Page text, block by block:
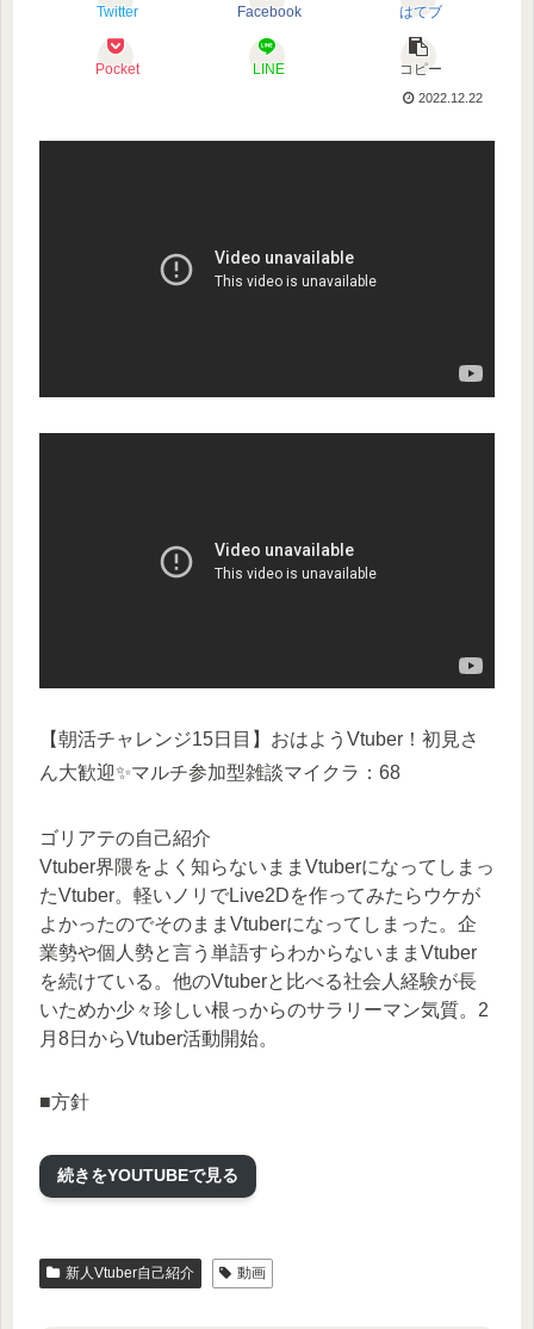
Twitter Facebook はてブ
Pocket LINE コピー
2022.12.22
【朝活チャレンジ15日目】おはようVtuber！初見さ
ん大歓迎✨マルチ参加型雑談マイクラ：68
ゴリアテの自己紹介
Vtuber界隈をよく知らないままVtuberになってしまっ
たVtuber。軽いノリでLive2Dを作ってみたらウケが
よかったのでそのままVtuberになってしまった。企
業勢や個人勢と言う単語すらわからないままVtuber
を続けている。他のVtuberと比べる社会人経験が長
いためか少々珍しい根っからのサラリーマン気質。2
月8日からVtuber活動開始。
■方針
します）
ワールド設定に関する変更・苦情は受け付けていま
るほど説明しており、ハリボテの街を作りたいわけ
続きをYOUTUBEで見る
新人Vtuber自己紹介 動画